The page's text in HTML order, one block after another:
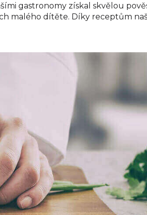
gastronomy získal skvělou
malého dítěte. Díky receptům